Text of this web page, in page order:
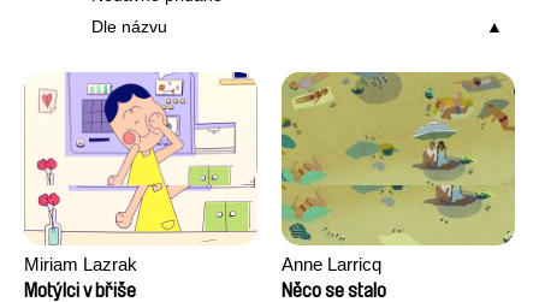
Dle názvu
Miriam Lazrak
Motýlci v břiše
Anne Larricq
Něco se stalo